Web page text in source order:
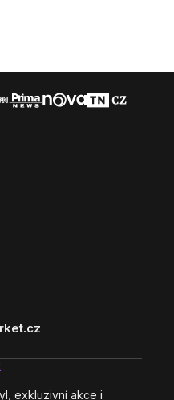
exkluzivní akce i